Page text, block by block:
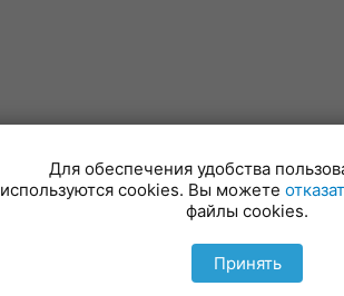
Ляды
Межа
Межево
Мишневичи
Для обеспечения удобства
используются cookies. Вы можете
файлы cookies.
Принять